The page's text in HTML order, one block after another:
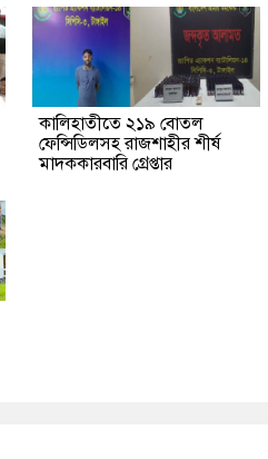
কালিহাতীতে ২১৯ বোতল
ফেন্সিডিলসহ রাজশাহীর শীর্ষ
মাদককারবারি গ্রেপ্তার